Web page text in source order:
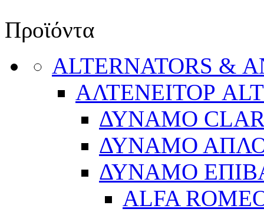
Προϊόντα
ALTERNATORS &
ΑΛΤΕΝΕΙΤΟΡ
ΔΥΝΑΜΟ
ΔΥΝΑΜΟ
ΔΥΝΑΜΟ
ALFA